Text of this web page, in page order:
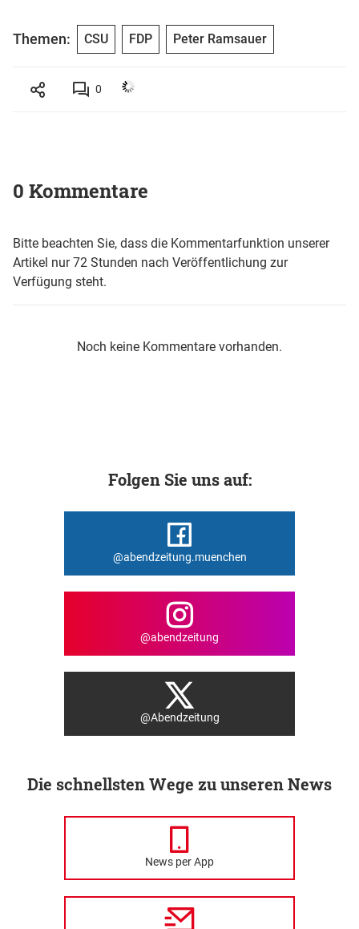
Themen: CSU FDP Peter Ramsauer
0
0 Kommentare
Bitte beachten Sie, dass die Kommentarfunktion unserer
Artikel nur 72 Stunden nach Veröffentlichung zur
Verfügung steht.
Noch keine Kommentare vorhanden.
Folgen Sie uns auf:
@abendzeitung.muenchen
@abendzeitung
@Abendzeitung
Die schnellsten Wege zu unseren News
News per App